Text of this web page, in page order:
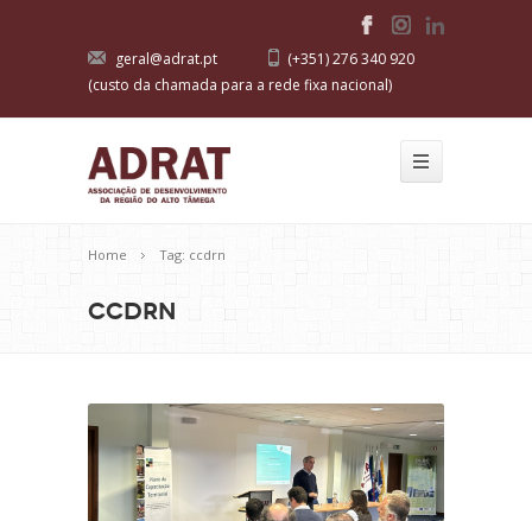
geral@adrat.pt
(+351) 276 340 920
(custo da chamada para a rede fixa nacional)
Home Tag: ccdrn
ccdrn